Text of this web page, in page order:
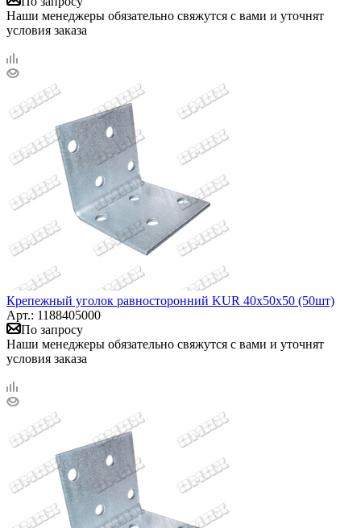
Наши менеджеры обязательно свяжутся с вами и уточнят
условия заказа
Крепежный уголок равносторонний KUR 40х50х50 (50шт)
Арт.: 1188405000
По запросу
Наши менеджеры обязательно свяжутся с вами и уточнят
условия заказа